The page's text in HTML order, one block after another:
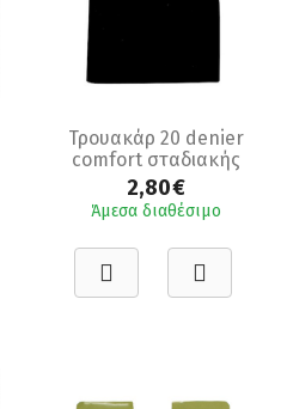
Τρουακάρ 20 denier
comfort σταδιακής
συμπίεσης
2,80€
Άμεσα διαθέσιμο